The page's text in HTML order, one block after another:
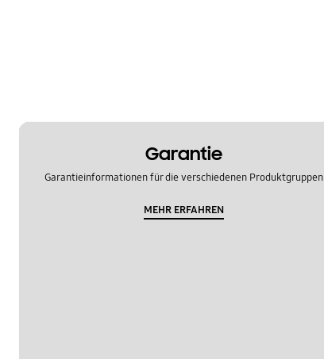
Garantie
Garantieinformationen für die verschiedenen Produktgruppen
MEHR ERFAHREN